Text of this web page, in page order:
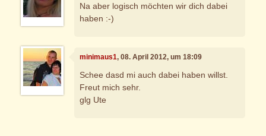
Na aber logisch möchten wir dich dabei
haben :-)
minimaus1, 08. April 2012, um 18:09
Schee dasd mi auch dabei haben willst.
Freut mich sehr.
glg Ute